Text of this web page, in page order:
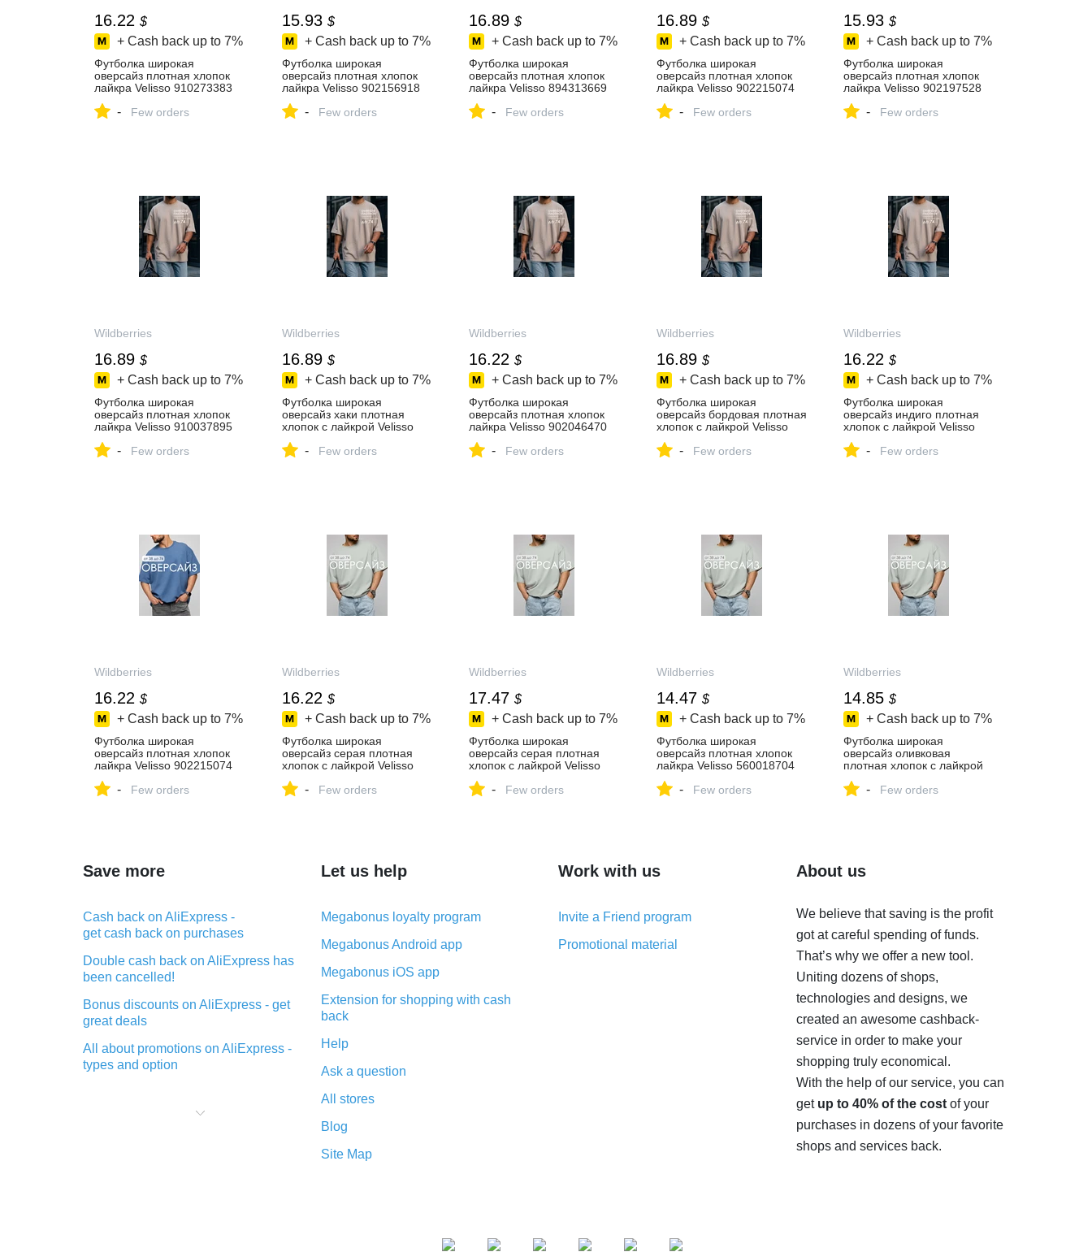
16.22 $
+ Cash back up to 7%
Футболка широкая
оверсайз плотная хлопок
лайкра Velisso 910273383
интернет‑магазине
- Few orders
15.93 $
+ Cash back up to 7%
Футболка широкая
оверсайз плотная хлопок
лайкра Velisso 902156918
интернет‑магазине
- Few orders
16.89 $
+ Cash back up to 7%
Футболка широкая
оверсайз плотная хлопок
лайкра Velisso 894313669
интернет‑магазине
- Few orders
16.89 $
+ Cash back up to 7%
Футболка широкая
оверсайз плотная хлопок
лайкра Velisso 902215074
интернет‑магазине
- Few orders
15.93 $
+ Cash back up to 7%
Футболка широкая
оверсайз плотная хлопок
лайкра Velisso 902197528
интернет‑магазине
- Few orders
Wildberries
16.89 $
+ Cash back up to 7%
Футболка широкая
оверсайз плотная хлопок
лайкра Velisso 910037895
интернет‑магазине
- Few orders
Wildberries
16.89 $
+ Cash back up to 7%
Футболка широкая
оверсайз хаки плотная
хлопок с лайкрой Velisso
₽ в интернет‑магазине
- Few orders
Wildberries
16.22 $
+ Cash back up to 7%
Футболка широкая
оверсайз плотная хлопок
лайкра Velisso 902046470
интернет‑магазине
- Few orders
Wildberries
16.89 $
+ Cash back up to 7%
Футболка широкая
оверсайз бордовая плотная
хлопок с лайкрой Velisso
₽ в интернет‑магазине
- Few orders
Wildberries
16.22 $
+ Cash back up to 7%
Футболка широкая
оверсайз индиго плотная
хлопок с лайкрой Velisso
₽ в интернет‑магазине
- Few orders
Wildberries
16.22 $
+ Cash back up to 7%
Футболка широкая
оверсайз плотная хлопок
лайкра Velisso 902215074
интернет‑магазине
- Few orders
Wildberries
16.22 $
+ Cash back up to 7%
Футболка широкая
оверсайз серая плотная
хлопок с лайкрой Velisso
₽ в интернет‑магазине
- Few orders
Wildberries
17.47 $
+ Cash back up to 7%
Футболка широкая
оверсайз серая плотная
хлопок с лайкрой Velisso
₽ в интернет‑магазине
- Few orders
Wildberries
14.47 $
+ Cash back up to 7%
Футболка широкая
оверсайз плотная хлопок
лайкра Velisso 560018704
интернет‑магазине
- Few orders
Wildberries
14.85 $
+ Cash back up to 7%
Футболка широкая
оверсайз оливковая
плотная хлопок с лайкрой
1 228 ₽ в
- Few orders
Save more
Cash back on AliExpress -
get cash back on purchases
Double cash back on AliExpress has
been cancelled!
Bonus discounts on AliExpress - get
great deals
All about promotions on AliExpress -
types and option
purchases on AliExpress - short and
Let us help
Megabonus loyalty program
Megabonus Android app
Megabonus iOS app
Extension for shopping with cash
back
Help
Ask a question
All stores
Blog
Site Map
Work with us
Invite a Friend program
Promotional material
About us
We believe that saving is the profit
got at careful spending of funds.
That’s why we offer a new tool.
Uniting dozens of shops,
technologies and designs, we
created an awesome cashback-
service in order to make your
shopping truly economical.
With the help of our service, you can
get up to 40% of the costof your
purchases in dozens of your favorite
shops and services back.